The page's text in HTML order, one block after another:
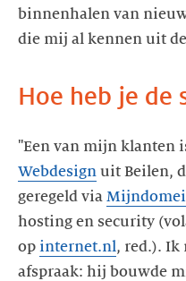
binnenhalen van
die mij al kennen uit
Hoe heb je de
"Een van mijn klanten
Webdesign uit Beilen,
geregeld via
hosting en security
op internet.nl, red.). Ik
afspraak: hij bouwde